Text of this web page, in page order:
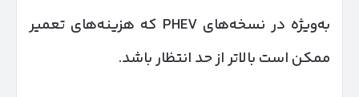
به‌ویژه در نسخه‌های PHEV که هزینه‌های تعمیر
ممکن است بالاتر از حد انتظار باشد.